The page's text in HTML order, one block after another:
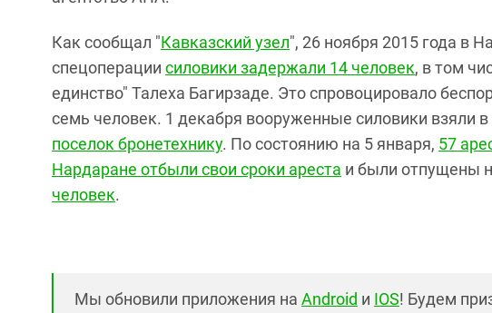
Как сообщал "Кавказский узел", 26 ноября 2015 года в
спецоперации силовики задержали 14 человек, в том
единство" Талеха Багирзаде. Это спровоцировало
семь человек. 1 декабря вооруженные силовики взяли
поселок бронетехнику. По состоянию на 5 января, 57
Нардаране отбыли свои сроки ареста и были отпущены
человек.
Мы обновили приложения на Android и IOS! Будем